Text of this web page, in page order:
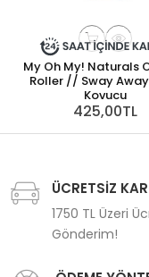
My Oh My! Naturals
Roller // Sway Away
Kovucu
425,00TL
ÜCRETSİZ
1750 TL Üzeri
Gönderim!